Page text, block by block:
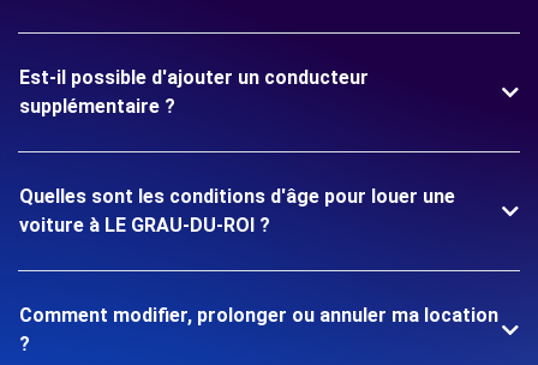
Est-il possible d'ajouter un conducteur
supplémentaire ?
Quelles sont les conditions d'âge pour louer une
voiture à LE GRAU-DU-ROI ?
Comment modifier, prolonger ou annuler ma location
?